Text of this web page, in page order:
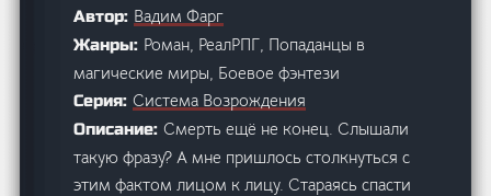
Автор: Вадим Фарг
Жанры: Роман, РеалРПГ, Попаданцы в
магические миры, Боевое фэнтези
Серия:Система Возрождения
Описание:Смерть ещё не конец. Слышали
такую фразу? А мне пришлось столкнуться с
этим фактом лицом к лицу. Стараясь спасти